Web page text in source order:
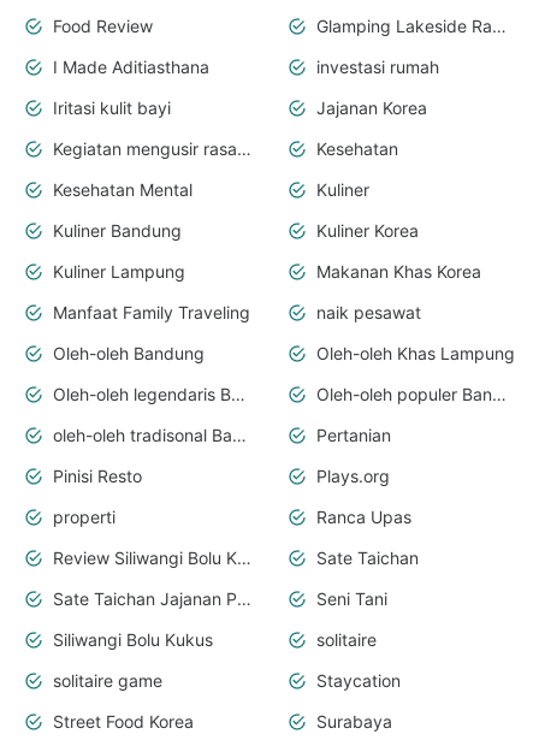
Food Review
Glamping Lakeside Rancabali
I Made Aditiasthana
investasi rumah
Iritasi kulit bayi
Jajanan Korea
Kegiatan mengusir rasa bosan
Kesehatan
Kesehatan Mental
Kuliner
Kuliner Bandung
Kuliner Korea
Kuliner Lampung
Makanan Khas Korea
Manfaat Family Traveling
naik pesawat
Oleh-oleh Bandung
Oleh-oleh Khas Lampung
Oleh-oleh legendaris Bandung
Oleh-oleh populer Bandung
oleh-oleh tradisonal Bandung
Pertanian
Pinisi Resto
Plays.org
properti
Ranca Upas
Review Siliwangi Bolu Kukus
Sate Taichan
Sate Taichan Jajanan Papi
Seni Tani
Siliwangi Bolu Kukus
solitaire
solitaire game
Staycation
Street Food Korea
Surabaya